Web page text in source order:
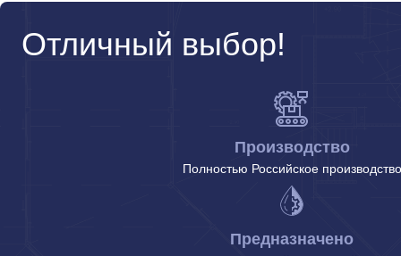
Отличный выбор!
Производство
Полностью Российское производство
Предназначено